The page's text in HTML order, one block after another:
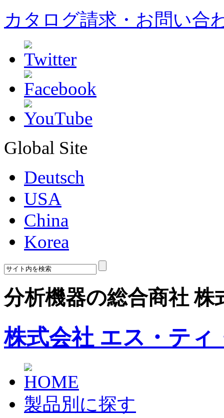
カタログ請求・お問い合
Global Site
Deutsch
USA
China
Korea
分析機器の総合商社
株式会社 エス・ティ
製品別に探す